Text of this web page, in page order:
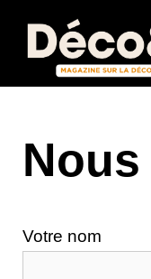
contenu
Votre nom